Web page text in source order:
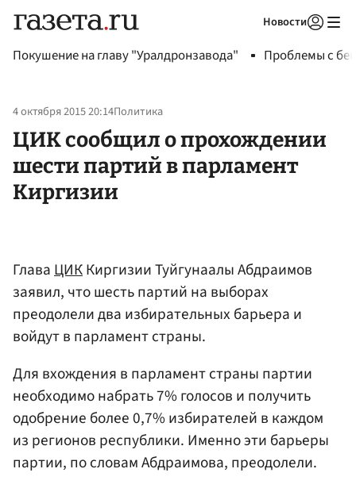
Новости
Покушение на главу "Уралдронзавода" Проблемы с
4 октября 2015 20:14Политика
ЦИК сообщил о прохождении
шести партий в парламент
Киргизии
ГлаваЦИККиргизии Туйгунаалы Абдраимов
заявил, что шесть партий на выборах
преодолели два избирательных барьера и
войдут в парламент страны.
Для вхождения в парламент страны партии
необходимо набрать 7% голосов и получить
одобрение более 0,7% избирателей в каждом
из регионов республики. Именно эти барьеры
партии, по словам Абдраимова, преодолели.